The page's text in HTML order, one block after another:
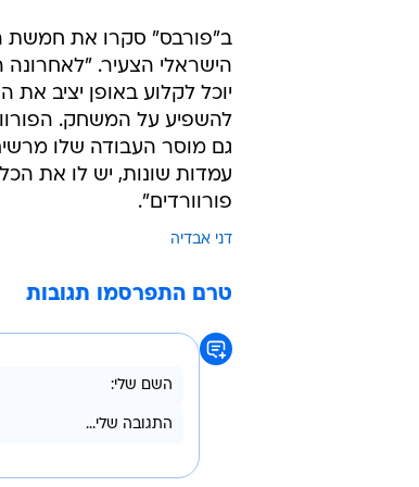
ב"פורבס" סקרו את חמשת
הישראלי הצעיר.
יוכל לקלוע באופן יציב
גם מוסר העבודה שלו
פורוורדים".
דני אבדיה
טרם התפרסמו תגובות